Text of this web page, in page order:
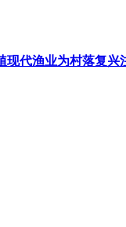
现代渔业为村落复兴